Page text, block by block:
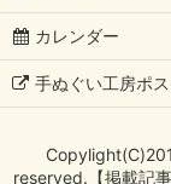
カレンダー
手ぬぐい工房ポ
reserved.【掲載記